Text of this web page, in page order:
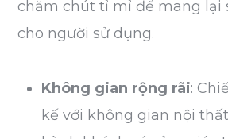
chăm chút tỉ mỉ để mang lại
cho người sử dụng.
Không gian rộng rãi:
kế với không gian nội